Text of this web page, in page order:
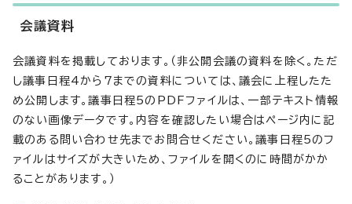
会議資料
会議資料を掲載しております。（非公開会議の資料を除く。ただ
し議事日程4から7までの資料については、議会に上程したた
め公開します。議事日程5のPDFファイルは、一部テキスト情報
のない画像データです。内容を確認したい場合はページ内に記
載のある問い合わせ先までお問合せください。議事日程5のフ
ァイルはサイズが大きいため、ファイルを開くのに時間がかか
ることがあります。）